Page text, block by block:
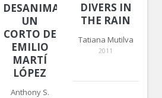
DESANIMADO,
UN
CORTO DE
EMILIO
MARTÍ
LÓPEZ
Anthony S.
DIVERS IN
THE RAIN
Tatiana Mutilva
2011